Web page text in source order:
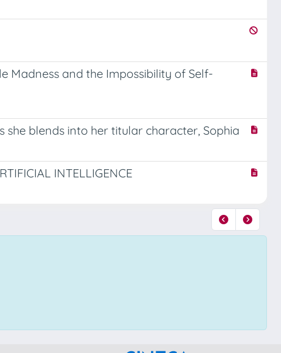
Madness and the Impossibility of Self-
blends into her titular character, Sophia
INTELLIGENCE